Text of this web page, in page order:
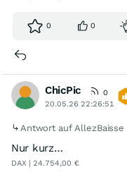
0 0
ChicPic
0
20.05.26 22:26:51
Antwort auf AllezBaisse
Nur kurz…
DAX | 24.754,00 €